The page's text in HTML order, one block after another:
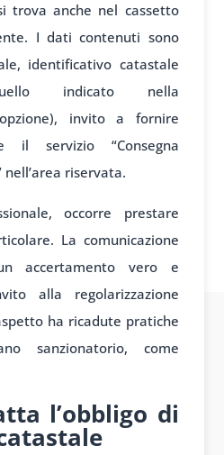
trova anche nel cassetto
I dati contenuti sono
identificativo catastale
indicato nella
invito a fornire
il servizio “Consegna
riservata.
occorre prestare
La comunicazione
accertamento vero e
alla regolarizzazione
ha ricadute pratiche
sanzionatorio, come
l’obbligo di